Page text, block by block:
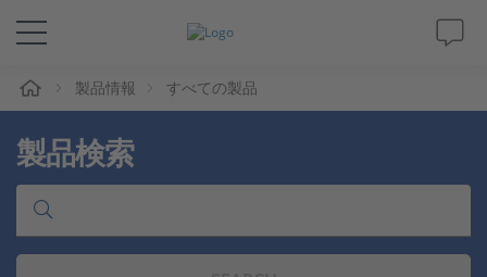
ソリューションと製品
サポート
動画
製品情報 すべての製品
製品検索